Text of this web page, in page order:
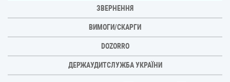
ЗВЕРНЕННЯ
ВИМОГИ/СКАРГИ
DOZORRO
ДЕРЖАУДИТСЛУЖБА УКРАЇНИ